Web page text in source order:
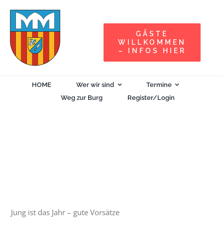
Zum
springen
GÄSTE
WILLKOMMEN
– INFOS HIER
HOME Wer wir sind
Termine
Weg zur Burg
Register/Login
Jung ist das Jahr – gute Vorsätze